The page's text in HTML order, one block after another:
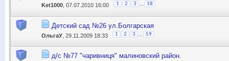
Ket1000 , 07.07.2010 16:00 1 2 3 18
Детский сад №26 ул.Болгарская
ОльгаУ , 29.11.2009 18:33 1 2 3 59
д/с №77 "чаривниця" малиновский район.